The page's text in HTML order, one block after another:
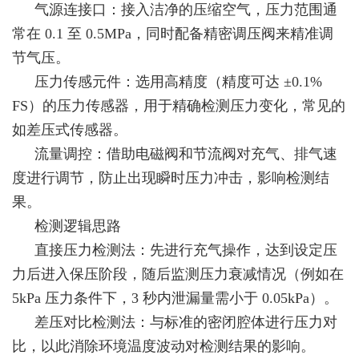
气源连接口：接入洁净的压缩空气，压力范围通
常在 0.1 至 0.5MPa，同时配备精密调压阀来精准调
节气压。
压力传感元件：选用高精度（精度可达 ±0.1%
FS）的压力传感器，用于精确检测压力变化，常见的
如差压式传感器。
流量调控：借助电磁阀和节流阀对充气、排气速
度进行调节，防止出现瞬时压力冲击，影响检测结
果。
检测逻辑思路
直接压力检测法：先进行充气操作，达到设定压
力后进入保压阶段，随后监测压力衰减情况（例如在
5kPa 压力条件下，3 秒内泄漏量需小于 0.05kPa）。
差压对比检测法：与标准的密闭腔体进行压力对
比，以此消除环境温度波动对检测结果的影响。